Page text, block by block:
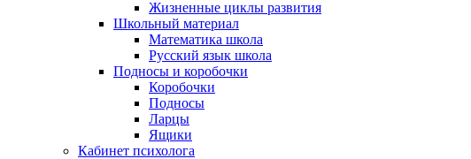
Жизненные циклы развития
Школьный материал
Математика школа
Русский язык школа
Подносы и коробочки
Коробочки
Подносы
Ларцы
Ящики
Кабинет психолога